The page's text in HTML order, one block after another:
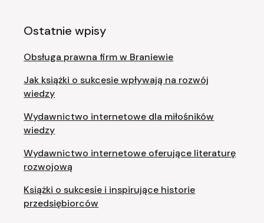
Ostatnie wpisy
Obsługa prawna firm w Braniewie
Jak książki o sukcesie wpływają na rozwój
wiedzy
Wydawnictwo internetowe dla miłośników
wiedzy
Wydawnictwo internetowe oferujące literaturę
rozwojową
Książki o sukcesie i inspirujące historie
przedsiębiorców